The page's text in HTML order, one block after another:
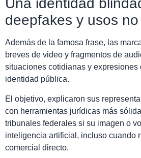
Una identidad
deepfakes y usos
Además de la famosa frase, las
breves de video y fragmentos de
situaciones cotidianas y expresiones
identidad pública.
El objetivo, explicaron sus
con herramientas jurídicas más
tribunales federales si su imagen o
inteligencia artificial, incluso cuando
comercial directo.